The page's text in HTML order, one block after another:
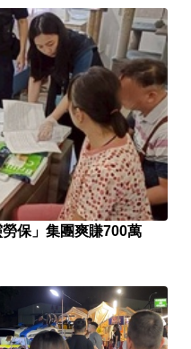
保」集團爽賺700萬